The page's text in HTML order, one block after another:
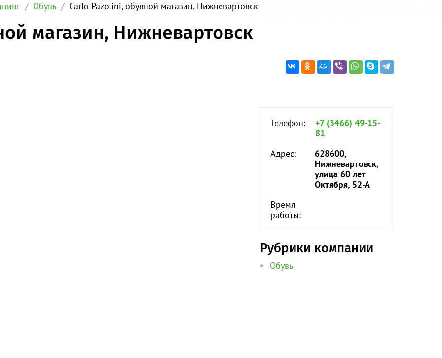
Обувь Carlo Pazolini, обувной магазин, Нижневартовск
магазин, Нижневартовск
Телефон:
+7 (3466) 49-15-
81
Адрес:
628600,
Нижневартовск,
улица 60 лет
Октября, 52-А
Время
работы:
Рубрики компании
Обувь